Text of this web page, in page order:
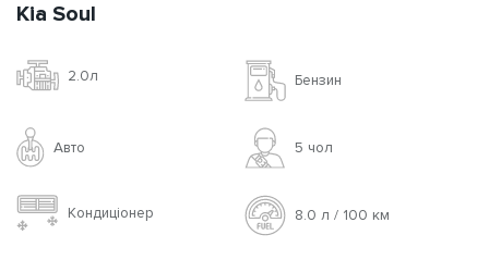
Kia Soul
2.0л Бензин
Авто 5 чoл
Кондиціонер 8.0 л / 100 км